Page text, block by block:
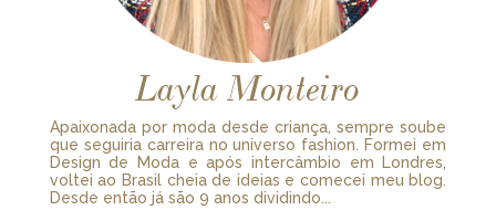
Layla Monteiro
Apaixonada por moda desde criança, sempre soube
que seguiria carreira no universo fashion. Formei em
Design de Moda e após intercâmbio em Londres,
voltei ao Brasil cheia de ideias e comecei meu blog.
Desde então já são 9 anos dividindo...